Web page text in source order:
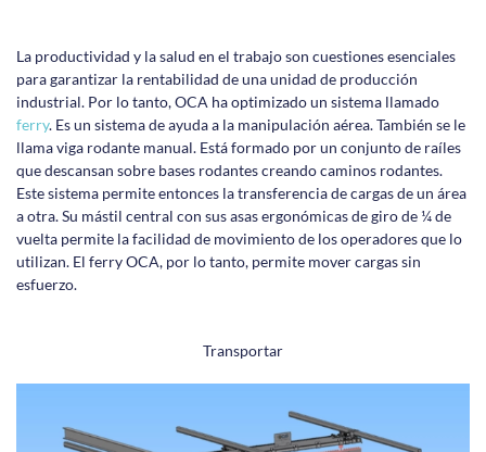
La productividad y la salud en el trabajo son cuestiones esenciales
para garantizar la rentabilidad de una unidad de producción
industrial. Por lo tanto, OCA ha optimizado un sistema llamado
ferry. Es un sistema de ayuda a la manipulación aérea. También se le
llama viga rodante manual. Está formado por un conjunto de raíles
que descansan sobre bases rodantes creando caminos rodantes.
Este sistema permite entonces la transferencia de cargas de un área
a otra. Su mástil central con sus asas ergonómicas de giro de ¼ de
vuelta permite la facilidad de movimiento de los operadores que lo
utilizan. El ferry OCA, por lo tanto, permite mover cargas sin
esfuerzo.
Transportar